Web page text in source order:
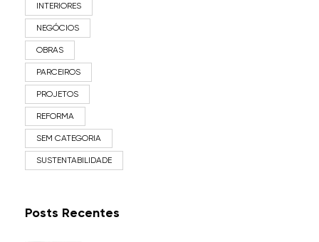
INTERIORES
NEGÓCIOS
OBRAS
PARCEIROS
PROJETOS
REFORMA
SEM CATEGORIA
SUSTENTABILIDADE
Posts Recentes